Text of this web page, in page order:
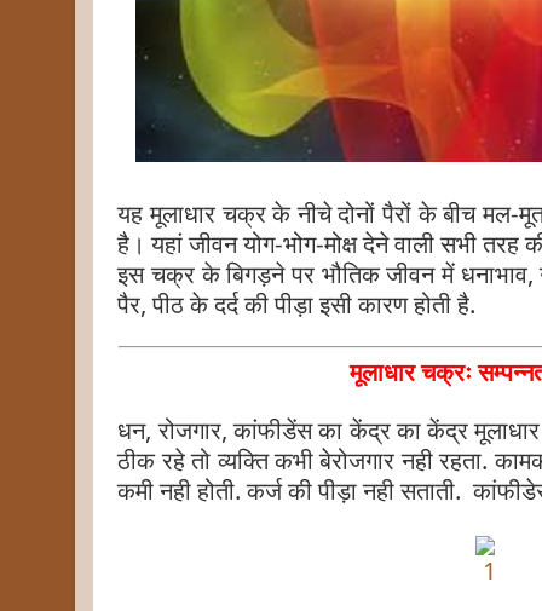
यह मूलाधार चक्र के नीचे दोनों पैरों के बीच मल-
है। यहां जीवन योग-भोग-मोक्ष देने वाली सभी तरह
इस चक्र के बिगड़ने पर भौतिक जीवन में धनाभाव,
पैर, पीठ के दर्द की पीड़ा इसी कारण होती है.
मूलाधार चक्रः
धन, रोजगार, कांफीडेंस का केंद्र का केंद्र
ठीक रहे तो व्यक्ति कभी बेरोजगार नही रहता.
कमी नही होती. कर्ज की पीड़ा नही सताती.